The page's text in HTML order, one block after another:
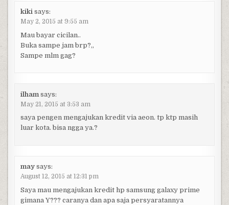
kiki says:
May 2, 2015 at 9:55 am
Mau bayar cicilan..
Buka sampe jam brp?,,
Sampe mlm gag?
ilham says:
May 21, 2015 at 3:53 am
saya pengen mengajukan kredit via aeon. tp ktp masih
luar kota. bisa ngga ya.?
may says:
August 12, 2015 at 12:31 pm
Saya mau mengajukan kredit hp samsung galaxy prime
gimana Y??? caranya dan apa saja persyaratannya